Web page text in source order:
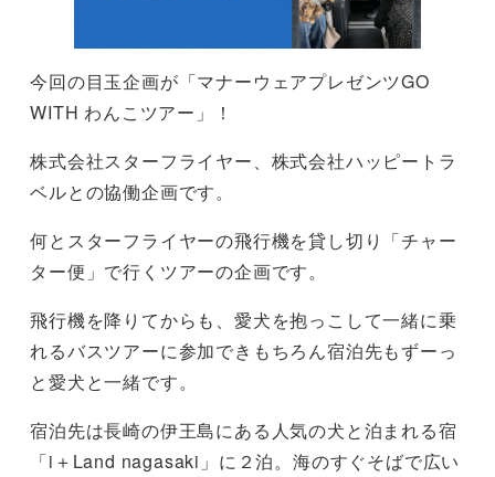
今回の目玉企画が「マナーウェアプレゼンツGO
WITH わんこツアー」！
株式会社スターフライヤー、株式会社ハッピートラ
ベルとの協働企画です。
何とスターフライヤーの飛行機を貸し切り「チャー
ター便」で行くツアーの企画です。
飛行機を降りてからも、愛犬を抱っこして一緒に乗
れるバスツアーに参加できもちろん宿泊先もずーっ
と愛犬と一緒です。
宿泊先は長崎の伊王島にある人気の犬と泊まれる宿
「i＋Land nagasaki」に２泊。海のすぐそばで広い